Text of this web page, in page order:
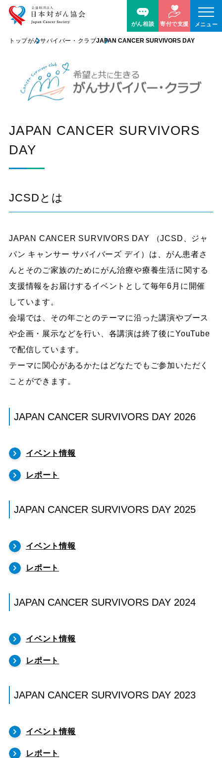
がん相談 寄付で支援 メニュー
トップがんサバイバー・クラブJAPAN CANCER SURVIVORS DAY
JAPAN CANCER SURVIVORS
DAY
JCSDとは
JAPAN CANCER SURVIVORS DAY （JCSD、ジャ
パン キャンサー サバイバーズ デイ）は、がん患者さ
んとそのご家族のためにがん治療や療養生活に関する
支援情報をお届けするイベントとして毎年6月に開催
しています。
会場では、その年ごとのテーマに沿った講演やブース
や企画・展示などを行い、各講演は終了後にYouTube
で配信しています。
テーマに関心があるかたはどなたでもご参加いただく
ことができます。
JAPAN CANCER SURVIVORS DAY 2026
イベント情報
レポート
JAPAN CANCER SURVIVORS DAY 2025
イベント情報
レポート
JAPAN CANCER SURVIVORS DAY 2024
イベント情報
レポート
JAPAN CANCER SURVIVORS DAY 2023
イベント情報
レポート